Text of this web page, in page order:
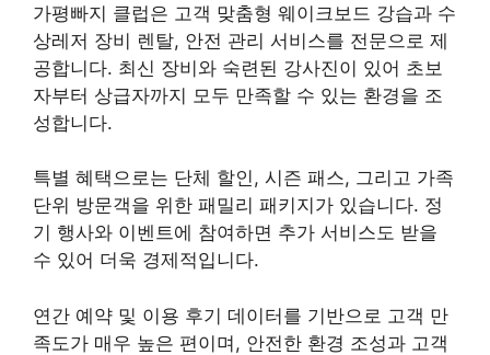
가평빠지 클럽은 고객 맞춤형 웨이크보드 강습과 수
상레저 장비 렌탈, 안전 관리 서비스를 전문으로 제
공합니다. 최신 장비와 숙련된 강사진이 있어 초보
자부터 상급자까지 모두 만족할 수 있는 환경을 조
성합니다.
특별 혜택으로는 단체 할인, 시즌 패스, 그리고 가족
단위 방문객을 위한 패밀리 패키지가 있습니다. 정
기 행사와 이벤트에 참여하면 추가 서비스도 받을
수 있어 더욱 경제적입니다.
연간 예약 및 이용 후기 데이터를 기반으로 고객 만
족도가 매우 높은 편이며, 안전한 환경 조성과 고객